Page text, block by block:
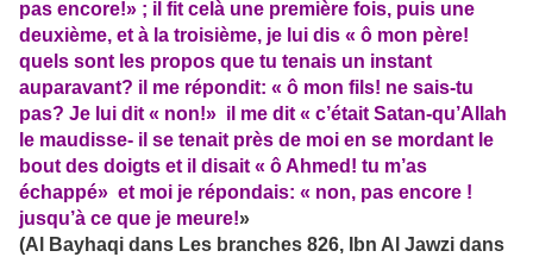
pas encore!» ; il fit celà une première fois, puis une
deuxième, et à la troisième, je lui dis « ô mon père!
quels sont les propos que tu tenais un instant
auparavant? il me répondit: « ô mon fils! ne sais-tu
pas? Je lui dit « non!» il me dit « c’était Satan-qu’Allah
le maudisse- il se tenait près de moi en se mordant le
bout des doigts et il disait « ô Ahmed! tu m’as
échappé» et moi je répondais: « non, pas encore !
jusqu’à ce que je meure!»
(Al Bayhaqi dans Les branches 826, Ibn Al Jawzi dans